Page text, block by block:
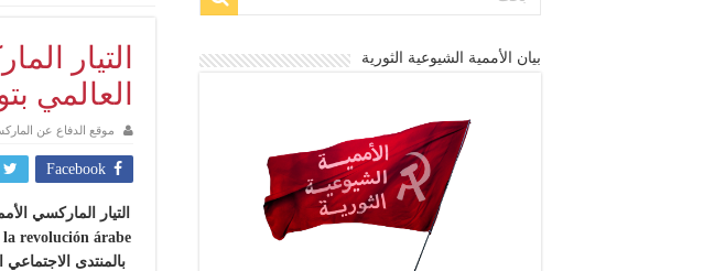
التيار
العالمي
موقع الدفاع عن
Facebook
بيان الأممية الشيوعية الثورية